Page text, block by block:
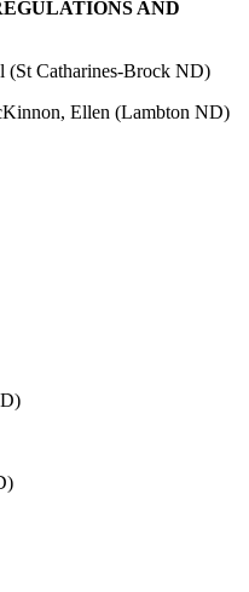
AND
(St Catharines-Brock ND)
Ellen (Lambton ND)